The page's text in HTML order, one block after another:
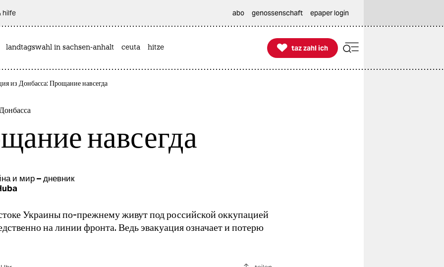
hilfe abo genossenschaft epaper login
landtagswahl in sachsen-anhalt ceuta hitze 
taz zahl ich
taz zahl ich
из Донбасса: Прощание навсегда
навсегда
и мир – дневник
Украины по-прежнему живут под российской оккупацией
на линии фронта. Ведь эвакуация означает и потерю